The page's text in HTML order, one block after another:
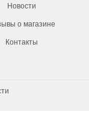
Новости
о магазине
Контакты